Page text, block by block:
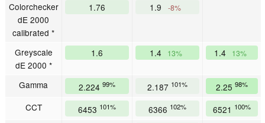
Colorchecker
dE 2000
calibrated *
1.76 1.9 -8%
Greyscale
dE 2000 *
1.6 1.4 13% 1.4 13%
Gamma 2.224 99% 2.187 101% 2.25 98%
CCT 6453 101% 6366 102% 6521 100%